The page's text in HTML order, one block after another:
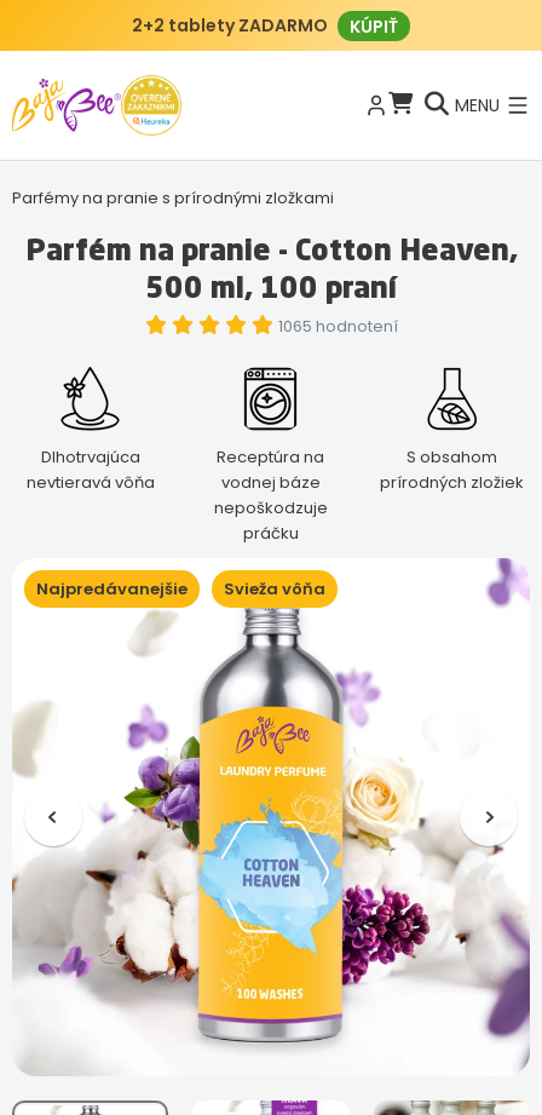
2+2 tablety ZADARMO KÚPIŤ
MENU
Parfémy na pranie s prírodnými zložkami
Parfém na pranie - Cotton Heaven,
500 ml, 100 praní
1065 hodnotení
Dlhotrvajúca
nevtieravá vôňa
Receptúra na
vodnej báze
nepoškodzuje
práčku
S obsahom
prírodných zložiek
Najpredávanejšie Svieža vôňa